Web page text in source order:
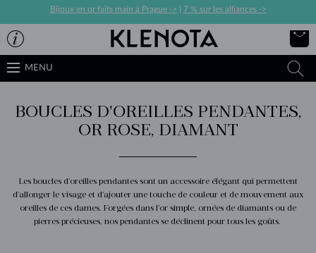
Bijoux en or faits main à Prague -> 7 % sur les alliances ->
MENU
BOUCLES D'OREILLES PENDANTES,
OR ROSE, DIAMANT
Les boucles d'oreilles pendantes sont un accessoire élégant qui permettent
d'allonger le visage et d'ajouter une touche de couleur et de mouvement aux
oreilles de ces dames. Forgées dans l'or simple, ornées de diamants ou de
pierres précieuses, nos pendantes se déclinent pour tous les goûts.